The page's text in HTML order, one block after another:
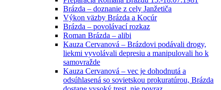
Brázda – doznanie z cely Janžetiča
Výkon väzby Brázda a Kocúr
Brázda – povolávací rozkaz
Roman Brázda – alibi
Kauza Cervanová – Brázdovi podávali drogy,
liekmi vyvolávali depresiu a manipulovali ho k
samovražde
Kauza Cervanová – vec je dohodnutá a
odsúhlasená so sovietskou prokuratúrou, Brázda